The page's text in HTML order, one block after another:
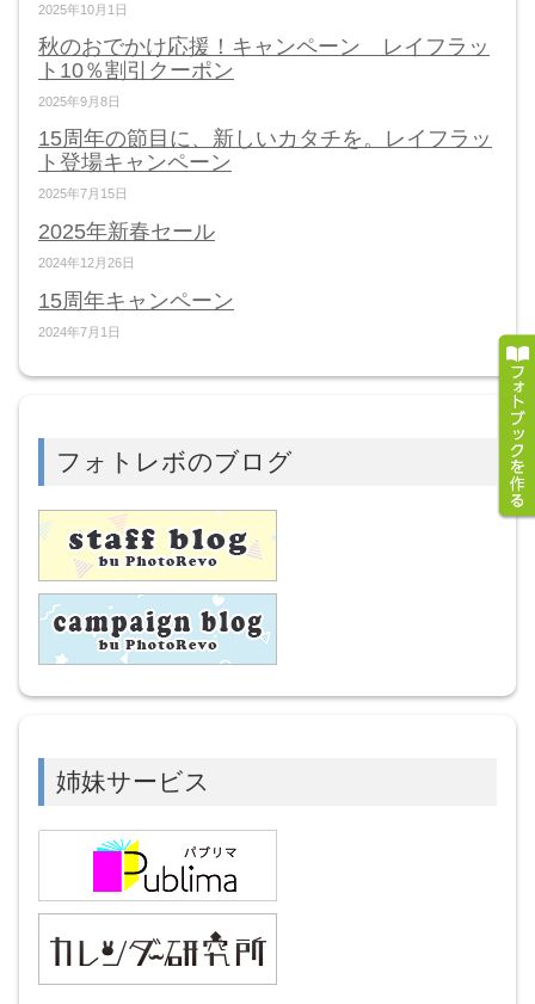
2025年10月1日
秋のおでかけ応援！キャンペーン レイフラッ
ト10％割引クーポン
2025年9月8日
15周年の節目に、新しいカタチを。レイフラッ
ト登場キャンペーン
2025年7月15日
2025年新春セール
2024年12月26日
15周年キャンペーン
2024年7月1日
フォトレボのブログ
姉妹サービス